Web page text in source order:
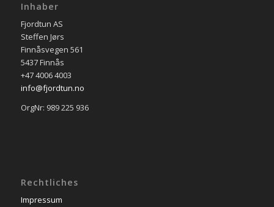
Inhaber
Fjordtun AS
Steffen Jørs
Finnåsvegen 561
5437 Finnås
+47 4006 4003
info@fjordtun.no
OrgNr: 989 225 936
Rechtliches
Impressum